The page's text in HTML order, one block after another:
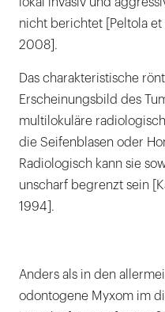
nicht berichtet [Peltola et
2008].
Das charakteristische
Erscheinungsbild des
multilokuläre
die Seifenblasen oder
Radiologisch kann sie
unscharf begrenzt sein
1994].
Anders als in den
odontogene Myxom im